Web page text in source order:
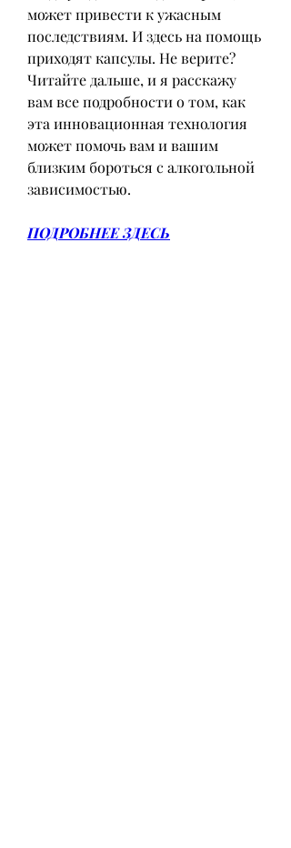
может привести к ужасным
последствиям. И здесь на помощь
приходят капсулы. Не верите?
Читайте дальше, и я расскажу
вам все подробности о том, как
эта инновационная технология
может помочь вам и вашим
близким бороться с алкогольной
зависимостью.
ПОДРОБНЕЕ ЗДЕСЬ